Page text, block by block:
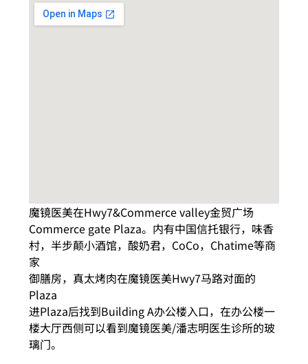
魔镜医美在Hwy7&Commerce valley金贸广场
Commerce gate Plaza。内有中国信托银行，味香
村，半步颠小酒馆，酸奶君，CoCo，Chatime等商
家
御膳房，真太烤肉在魔镜医美Hwy7马路对面的
Plaza
进Plaza后找到Building A办公楼入口，在办公楼一
楼大厅西侧可以看到魔镜医美/潘志明医生诊所的玻
璃门。